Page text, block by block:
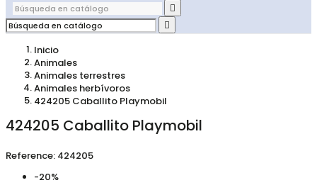


Inicio
Animales
Animales terrestres
Animales herbívoros
424205 Caballito Playmobil
424205 Caballito Playmobil
Reference: 424205
-20%